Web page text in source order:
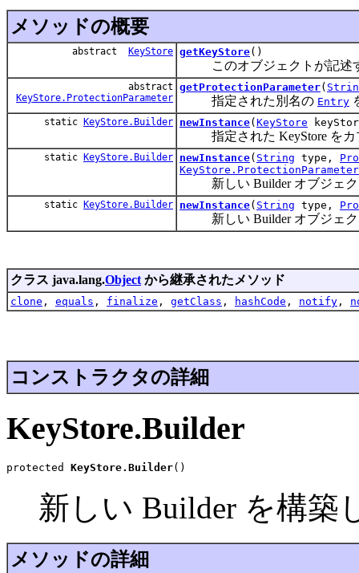
メソッドの概要
abstract KeyStore getKeyStore()
このオブジェクトが記述す
abstract
KeyStore.ProtectionParameter
getProtectionParameter(
指定された別名の Entry
static KeyStore.Builder newInstance( KeyStore
指定された KeyStore をカ
static KeyStore.Builder newInstance( String type,
KeyStore.ProtectionParameter
新しい Builder オブジェク
static KeyStore.Builder newInstance( String type,
新しい Builder オブジェク
クラス java.lang.Object から継承されたメソッド
clone , equals , finalize , getClass , hashCode , notify ,
コンストラクタの詳細
KeyStore.Builder
protected KeyStore.Builder()
新しい Builder を構築
メソッドの詳細